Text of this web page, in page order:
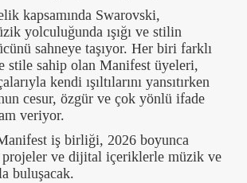
kapsamında Swarovski,
yolculuğunda ışığı ve stilin
sahneye taşıyor. Her biri farklı
stile sahip olan Manifest üyeleri,
kendi ışıltılarını yansıtırken
cesur, özgür ve çok yönlü ifade
veriyor.
iş birliği, 2026 boyunca
projeler ve dijital içeriklerle müzik ve
buluşacak.